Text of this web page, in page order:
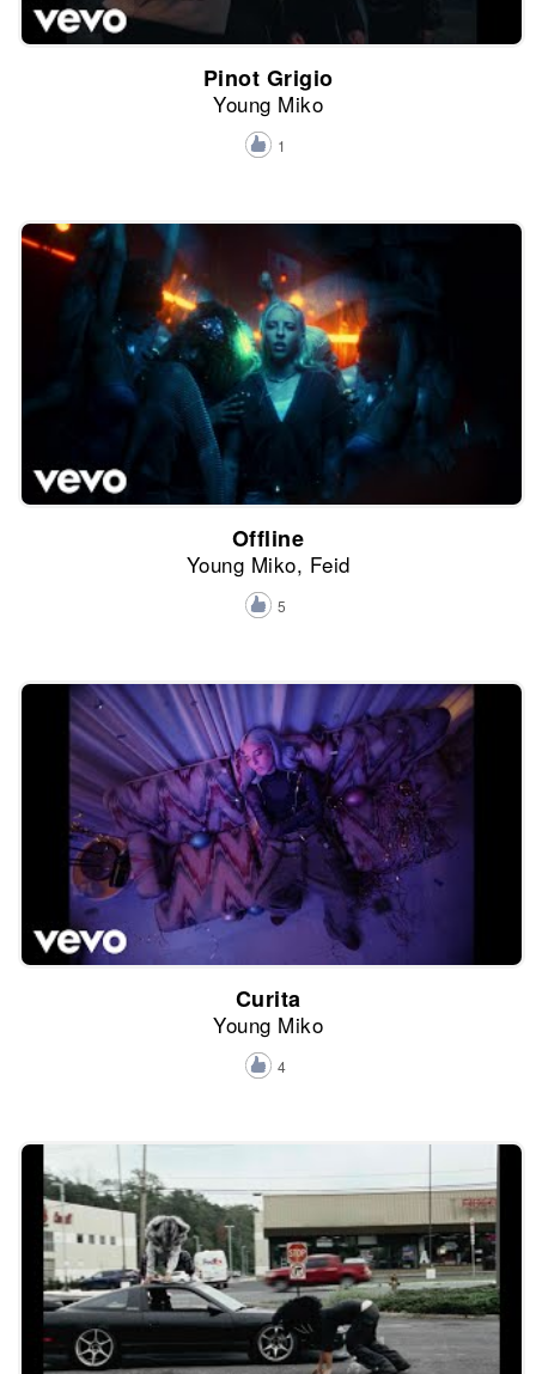
Pinot Grigio
Young Miko
1
Offline
Young Miko, Feid
5
Curita
Young Miko
4